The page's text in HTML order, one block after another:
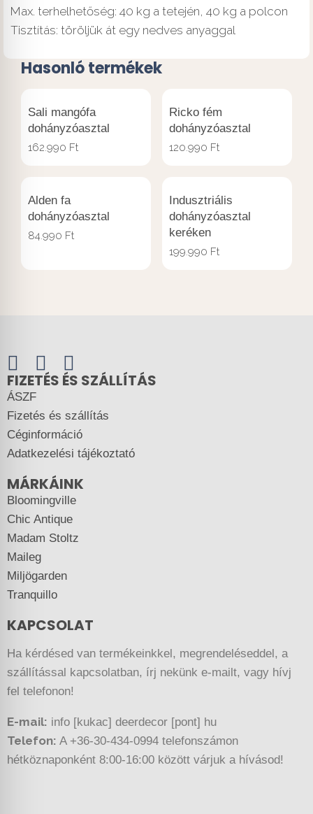
Max. terhelhetőség: 40 kg a tetején, 40 kg a polcon
Tisztítás: töröljük át egy nedves anyaggal
Hasonló termékek
Sali mangófa
dohányzóasztal
162.990 Ft
Ricko fém
dohányzóasztal
120.990 Ft
Alden fa
dohányzóasztal
84.990 Ft
Indusztriális
dohányzóasztal
keréken
199.990 Ft
FIZETÉS ÉS SZÁLLÍTÁS
ÁSZF
Fizetés és szállítás
Céginformáció
Adatkezelési tájékoztató
MÁRKÁINK
Bloomingville
Chic Antique
Madam Stoltz
Maileg
Miljögarden
Tranquillo
KAPCSOLAT
Ha kérdésed van termékeinkkel, megrendeléseddel, a
szállítással kapcsolatban, írj nekünk e-mailt, vagy hívj
fel telefonon!
E-mail: info [kukac] deerdecor [pont] hu
Telefon: A +36-30-434-0994 telefonszámon
hétköznaponként 8:00-16:00 között várjuk a hívásod!